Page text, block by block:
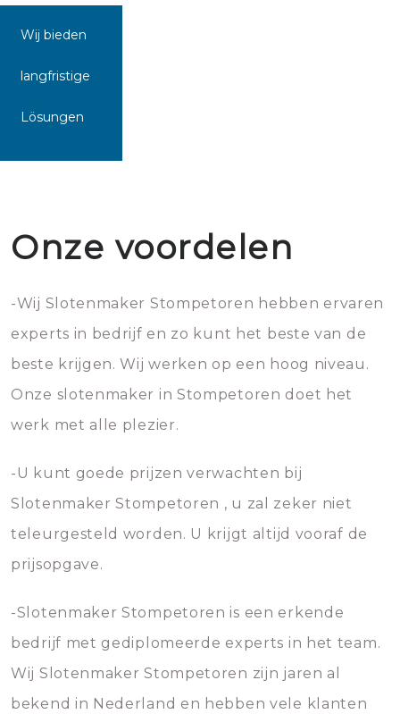
Wij bieden
langfristige
Lösungen
Onze voordelen
-Wij Slotenmaker Stompetoren hebben ervaren
experts in bedrijf en zo kunt het beste van de
beste krijgen. Wij werken op een hoog niveau.
Onze slotenmaker in Stompetoren doet het
werk met alle plezier.
-U kunt goede prijzen verwachten bij
Slotenmaker Stompetoren , u zal zeker niet
teleurgesteld worden. U krijgt altijd vooraf de
prijsopgave.
-Slotenmaker Stompetoren is een erkende
bedrijf met gediplomeerde experts in het team.
Wij Slotenmaker Stompetoren zijn jaren al
bekend in Nederland en hebben vele klanten